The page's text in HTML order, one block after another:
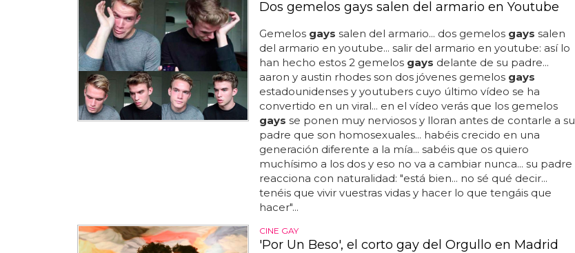
Dos gemelos gays salen del armario en Youtube
Gemelos gays salen del armario... dos gemelos gays salen
del armario en youtube... salir del armario en youtube: así lo
han hecho estos 2 gemelos gays delante de su padre...
aaron y austin rhodes son dos jóvenes gemelos gays
estadounidenses y youtubers cuyo último vídeo se ha
convertido en un viral... en el vídeo verás que los gemelos
gays se ponen muy nerviosos y lloran antes de contarle a su
padre que son homosexuales... habéis crecido en una
generación diferente a la mía... sabéis que os quiero
muchísimo a los dos y eso no va a cambiar nunca... su padre
reacciona con naturalidad: "está bien... no sé qué decir...
tenéis que vivir vuestras vidas y hacer lo que tengáis que
hacer"...
CINE GAY
'Por Un Beso', el corto gay del Orgullo en Madrid